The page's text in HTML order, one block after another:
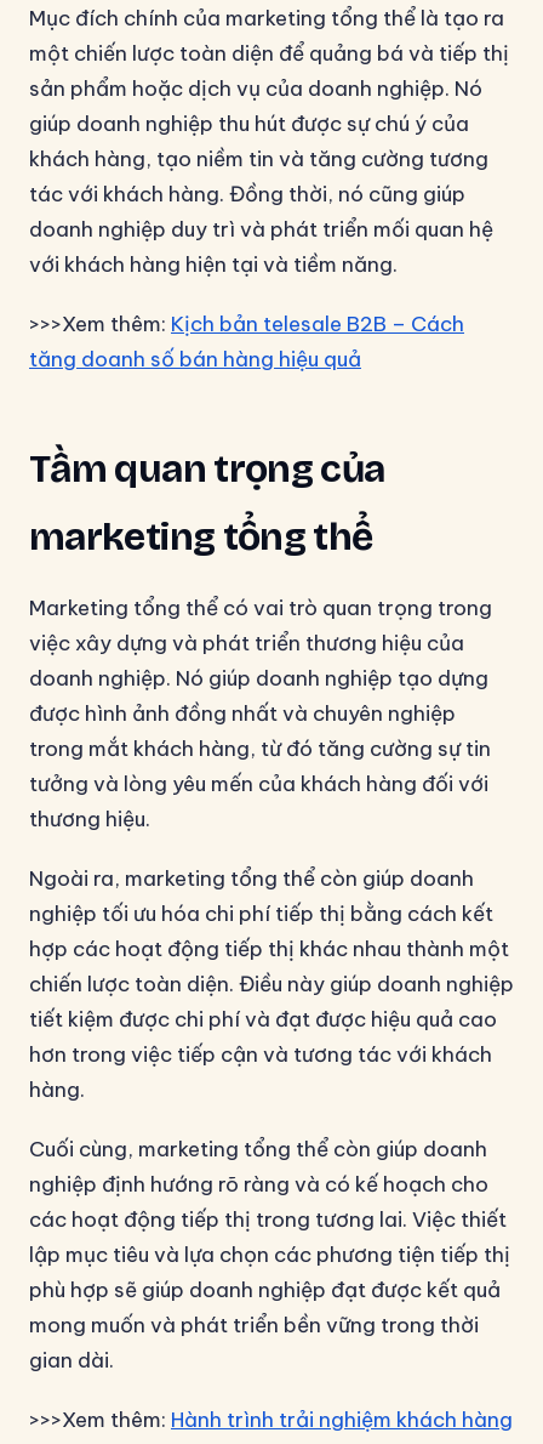
Mục đích chính của marketing tổng thể là tạo ra
một chiến lược toàn diện để quảng bá và tiếp thị
sản phẩm hoặc dịch vụ của doanh nghiệp. Nó
giúp doanh nghiệp thu hút được sự chú ý của
khách hàng, tạo niềm tin và tăng cường tương
tác với khách hàng. Đồng thời, nó cũng giúp
doanh nghiệp duy trì và phát triển mối quan hệ
với khách hàng hiện tại và tiềm năng.
>>>Xem thêm: Kịch bản telesale B2B – Cách
tăng doanh số bán hàng hiệu quả
Tầm quan trọng của
marketing tổng thể
Marketing tổng thể có vai trò quan trọng trong
việc xây dựng và phát triển thương hiệu của
doanh nghiệp. Nó giúp doanh nghiệp tạo dựng
được hình ảnh đồng nhất và chuyên nghiệp
trong mắt khách hàng, từ đó tăng cường sự tin
tưởng và lòng yêu mến của khách hàng đối với
thương hiệu.
Ngoài ra, marketing tổng thể còn giúp doanh
nghiệp tối ưu hóa chi phí tiếp thị bằng cách kết
hợp các hoạt động tiếp thị khác nhau thành một
chiến lược toàn diện. Điều này giúp doanh nghiệp
tiết kiệm được chi phí và đạt được hiệu quả cao
hơn trong việc tiếp cận và tương tác với khách
hàng.
Cuối cùng, marketing tổng thể còn giúp doanh
nghiệp định hướng rõ ràng và có kế hoạch cho
các hoạt động tiếp thị trong tương lai. Việc thiết
lập mục tiêu và lựa chọn các phương tiện tiếp thị
phù hợp sẽ giúp doanh nghiệp đạt được kết quả
mong muốn và phát triển bền vững trong thời
gian dài.
>>>Xem thêm: Hành trình trải nghiệm khách hàng